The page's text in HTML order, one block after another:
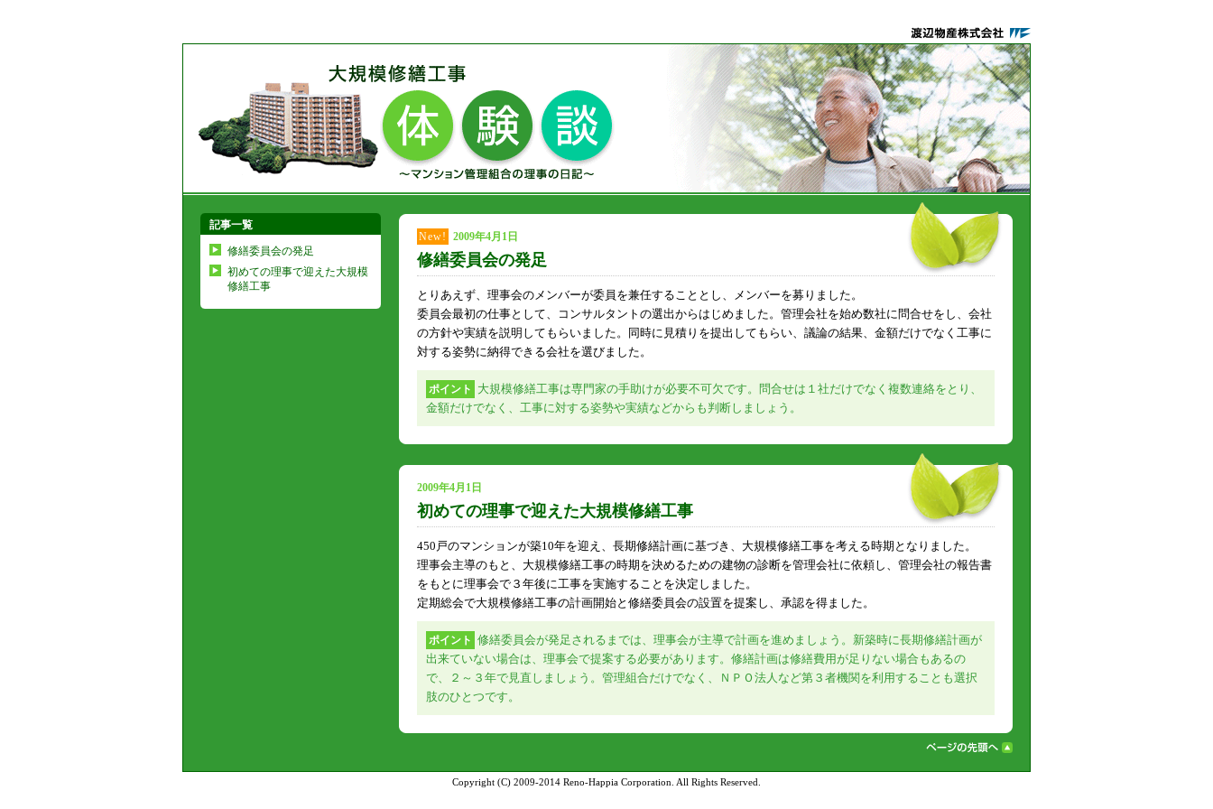
記事一覧
修繕委員会の発足
初めての理事で迎えた大規模
修繕工事
New! 2009年4月1日
修繕委員会の発足
とりあえず、理事会のメンバーが委員を兼任することとし、メンバーを募りました。
委員会最初の仕事として、コンサルタントの選出からはじめました。管理会社を始め数社に問合せをし、会社
の方針や実績を説明してもらいました。同時に見積りを提出してもらい、議論の結果、金額だけでなく工事に
対する姿勢に納得できる会社を選びました。
ポイント
大規模修繕工事は専門家の手助けが必要不可欠です。問合せは１社だけでなく複数連絡をとり、
金額だけでなく、工事に対する姿勢や実績などからも判断しましょう。
2009年4月1日
初めての理事で迎えた大規模修繕工事
450戸のマンションが築10年を迎え、長期修繕計画に基づき、大規模修繕工事を考える時期となりました。
理事会主導のもと、大規模修繕工事の時期を決めるための建物の診断を管理会社に依頼し、管理会社の報告書
をもとに理事会で３年後に工事を実施することを決定しました。
定期総会で大規模修繕工事の計画開始と修繕委員会の設置を提案し、承認を得ました。
ポイント 修繕委員会が発足されるまでは、理事会が主導で計画を進めましょう。新築時に長期修繕計画が
出来ていない場合は、理事会で提案する必要があります。修繕計画は修繕費用が足りない場合もあるの
で、２～３年で見直しましょう。管理組合だけでなく、ＮＰＯ法人など第３者機関を利用することも選択
肢のひとつです。
Copyright (C) 2009-2014 Reno-Happia Corporation. All Rights Reserved.